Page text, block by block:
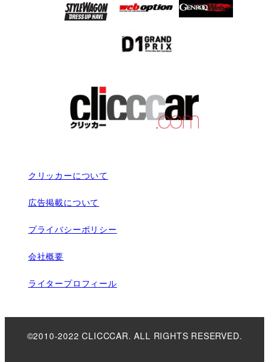
クリッカーについて
広告掲載について
プライバシーポリシー
会社概要
ライタープロフィール
©2010-2022 CLICCCAR. ALL RIGHTS RESERVED.